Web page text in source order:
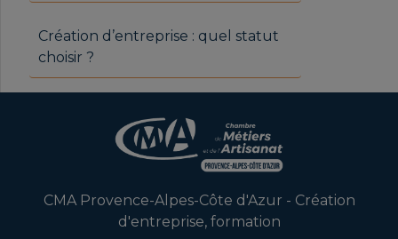
Création d’entreprise : quel statut
choisir ?
CMA Provence-Alpes-Côte d'Azur - Création
d'entreprise, formation